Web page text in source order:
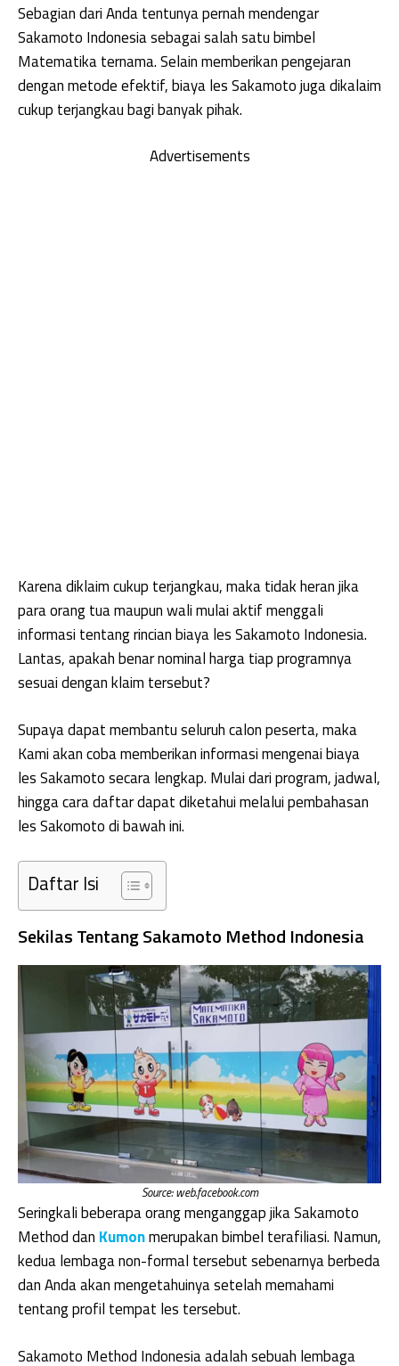
Sebagian dari Anda tentunya pernah mendengar
Sakamoto Indonesia sebagai salah satu bimbel
Matematika ternama. Selain memberikan pengejaran
dengan metode efektif, biaya les Sakamoto juga dikalaim
cukup terjangkau bagi banyak pihak.
Advertisements
Karena diklaim cukup terjangkau, maka tidak heran jika
para orang tua maupun wali mulai aktif menggali
informasi tentang rincian biaya les Sakamoto Indonesia.
Lantas, apakah benar nominal harga tiap programnya
sesuai dengan klaim tersebut?
Supaya dapat membantu seluruh calon peserta, maka
Kami akan coba memberikan informasi mengenai biaya
les Sakamoto secara lengkap. Mulai dari program, jadwal,
hingga cara daftar dapat diketahui melalui pembahasan
les Sakomoto di bawah ini.
Daftar Isi
Sekilas Tentang Sakamoto Method Indonesia
Source: web.facebook.com
Seringkali beberapa orang menganggap jika Sakamoto
Method dan Kumonmerupakan bimbel terafiliasi. Namun,
kedua lembaga non-formal tersebut sebenarnya berbeda
dan Anda akan mengetahuinya setelah memahami
tentang profil tempat les tersebut.
Sakamoto Method Indonesia adalah sebuah lembaga